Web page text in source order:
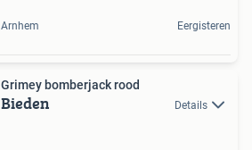
Arnhem Eergisteren
Grimey bomberjack rood
Bieden Details